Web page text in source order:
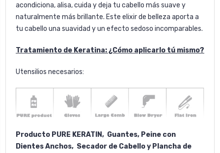
acondiciona, alisa, cuida y deja tu cabello más suave y
naturalmente más brillante. Este elixir de belleza aporta a
tu cabello una suavidad y un efecto sedoso incomparables.
Tratamiento de Keratina: ¿Cómo aplicarlo tú mismo?
Utensilios necesarios:
Producto PURE KERATIN, Guantes, Peine con
Dientes Anchos, Secador de Cabello y Plancha de